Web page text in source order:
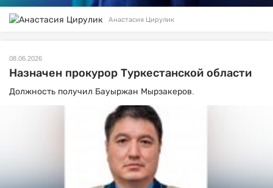
Анастасия Цирулик
08.06.2026
Назначен прокурор Туркестанской области
Должность получил Бауыржан Мырзакеров.